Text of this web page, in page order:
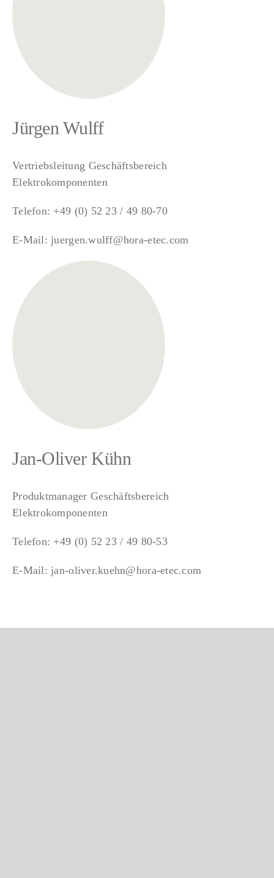
Jürgen Wulff
Vertriebsleitung Geschäftsbereich
Elektrokomponenten
Telefon: +49 (0) 52 23 / 49 80-70
E-Mail: juergen.wulff@hora-etec.com
Jan-Oliver Kühn
Produktmanager Geschäftsbereich
Elektrokomponenten
Telefon: +49 (0) 52 23 / 49 80-53
E-Mail: jan-oliver.kuehn@hora-etec.com